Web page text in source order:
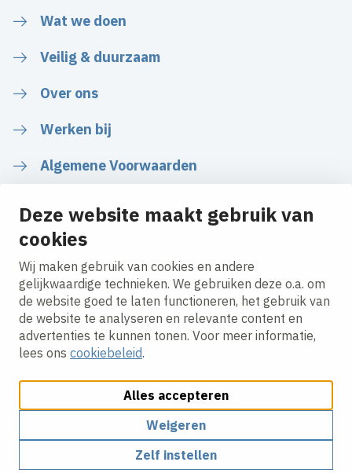
Deze website maakt gebruik van
cookies
Wij maken gebruik van cookies en andere
gelijkwaardige technieken. We gebruiken deze o.a. om
de website goed te laten functioneren, het gebruik van
de website te analyseren en relevante content en
advertenties te kunnen tonen. Voor meer informatie,
lees ons cookiebeleid.
Alles accepteren
Weigeren
Zelf instellen
Wat we doen
Veilig & duurzaam
Over ons
Werken bij
Algemene Voorwaarden
LinkedInInstagramFacebookYouTube
Cookies aanpassenCookie beleidPrivacy policy